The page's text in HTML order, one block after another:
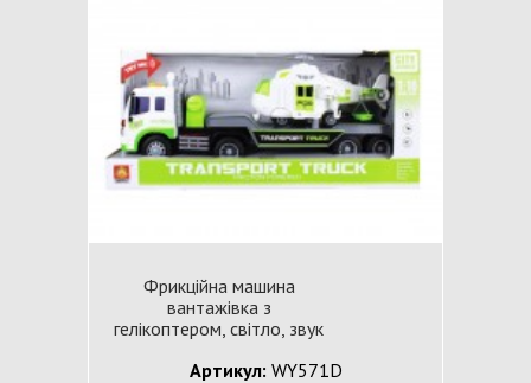
Фрикційна машина
вантажівка з
гелікоптером, світло, звук
Артикул: WY571D